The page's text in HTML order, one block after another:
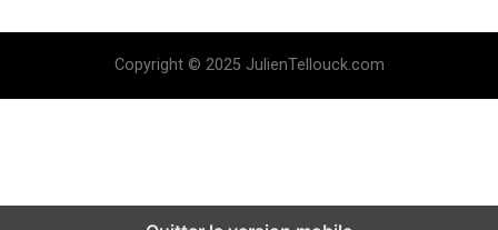
Copyright © 2025 JulienTellouck.com